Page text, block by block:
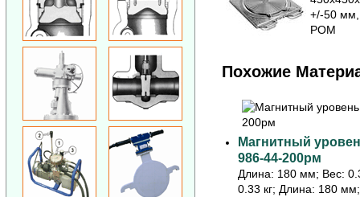
+/-50 мм,
POM
Похожие
Магнитный
986-44-200рм
Длина: 180 мм; Вес:
0.33 кг; Длина: 180